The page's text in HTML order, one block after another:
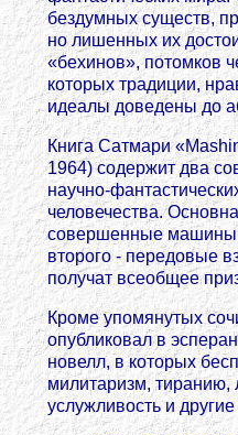
бездумных существ,
но лишенных их
«бехинов», потомков
которых традиции,
идеалы доведены до
Книга Сатмари
1964) содержит два
научно-
человечества.
совершенные машины
второго - передовые
получат всеобщее
Кроме упомянутых
опубликовал в
новелл, в которых
милитаризм, тиранию,
услужливость и